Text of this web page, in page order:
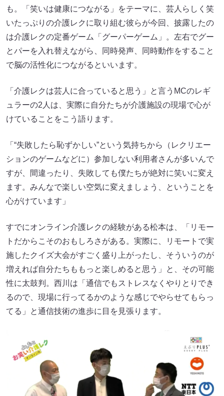
も。「笑いは健康につながる」をテーマに、芸人らしく笑
いたっぷりの介護レクに取り組む彼らが今回、披露したの
は介護レクの定番ゲーム「グーパーゲーム」。左右でグー
とパーを入れ替えながら、同時発声、同時動作をすること
で脳の活性化につながるといいます。
「介護レクは芸人に合っていると思う」と言うMCのレギ
ュラーの2人は、実際に自分たちが介護施設の現場で心が
けていることをこう語ります。
「“失敗したら恥ずかしい”という気持ちから（レクリエー
ションのゲームなどに）参加しない利用者さんが多いんで
すが、間違ったり、失敗しても僕たちが絶対に笑いに変え
ます。みんなで楽しい空気に変えましょう、ということを
心がけています」
すでにオンライン介護レクの経験がある松本は、「リモー
トだからこそのおもしろさがある。実際に、リモートで実
施したクイズ大会がすごく盛り上がったし、そういうのが
増えれば自分たちももっと楽しめると思う」と、その可能
性に太鼓判。西川は「通信でもストレスなくやりとりでき
るので、現場に行ってるかのような感じでやらせてもらっ
てる」と通信技術の進歩に目を見張ります。